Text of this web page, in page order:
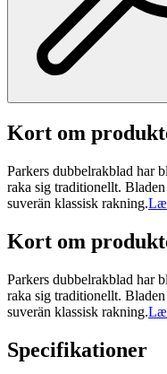
Kort om
Parkers dubbelrakblad har
raka sig traditionellt.
suverän klassisk rakning.
Kort om
Parkers dubbelrakblad har
raka sig traditionellt.
suverän klassisk rakning.
Specifikationer